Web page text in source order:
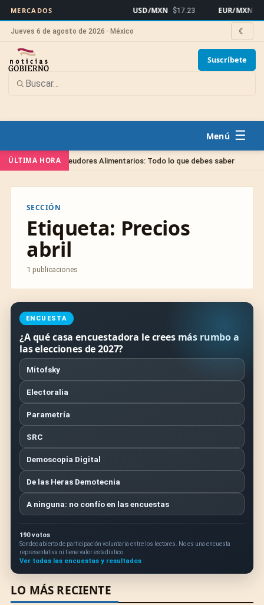
MERCADOS USD/MXN $17.23 EUR/MXN
Jueves 6 de agosto de 2026 · México ☾
Suscríbete
☰
ÚLTIMA HORA
Registro de Deudores Alimentarios: Todo lo que debes saber
SECCIÓN
Etiqueta: Precios
abril
1 publicaciones
ENCUESTA
¿A qué casa encuestadora le crees más rumbo a
las elecciones de 2027?
Mitofsky
Electoralia
Parametría
SRC
Demoscopia Digital
De las Heras Demotecnia
A ninguna: no confío en las encuestas
190 votos
Sondeo abierto de participación voluntaria entre los lectores. No es una encuesta
representativa ni tiene valor estadístico.
Ver todas las encuestas y resultados
LO MÁS RECIENTE